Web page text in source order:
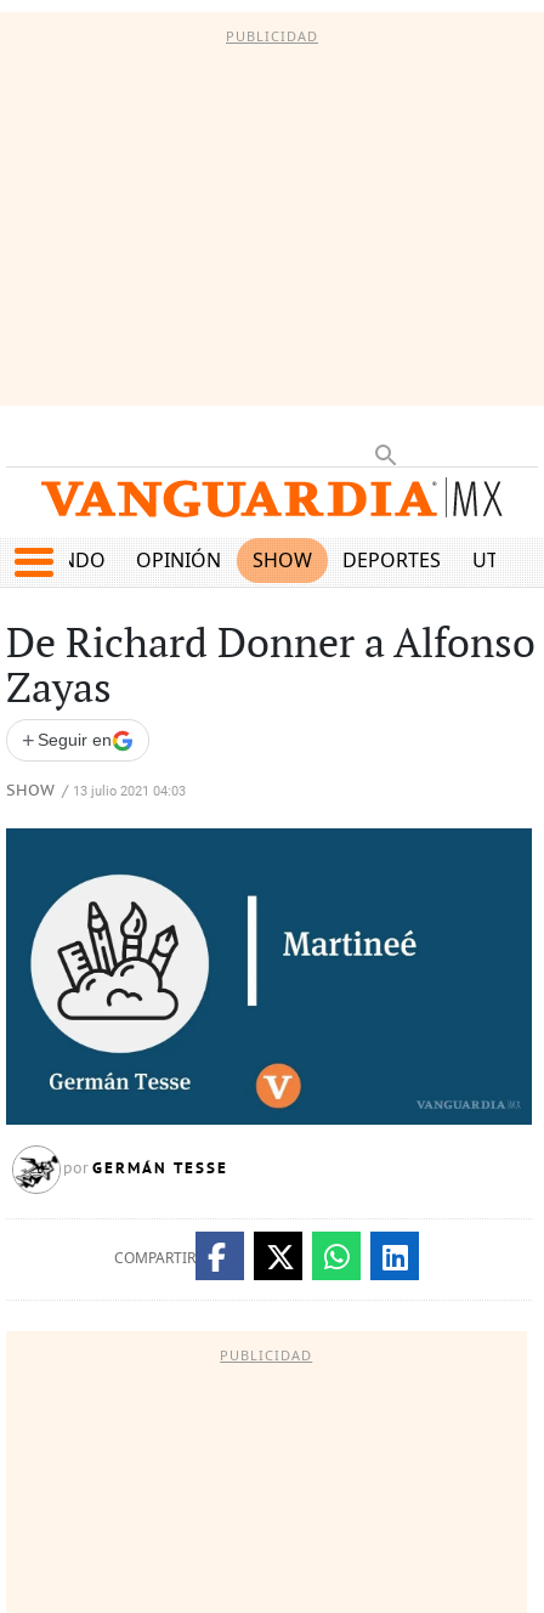
PUBLICIDAD
MUNDO OPINIÓN SHOW DEPORTES
De Richard Donner a Alfonso
Zayas
+ Seguir en
SHOW / 13 julio 2021 04:03
por GERMÁN TESSE
COMPARTIR
PUBLICIDAD